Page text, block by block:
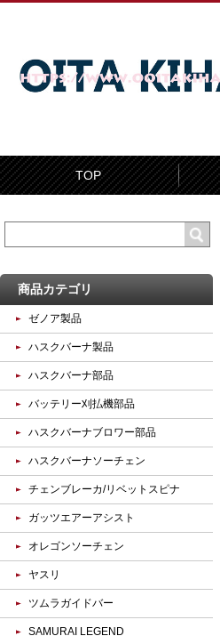
TOP
商品カテゴリ
ゼノア製品
ハスクバーナ製品
ハスクバーナ部品
バッテリー刈払機部品
ハスクバーナブロワー部品
ハスクバーナソーチェン
チェンブレーカ/リベットスピナ
ガッツエアーアシスト
オレゴンソーチェン
ヤスリ
ツムラガイドバー
SAMURAI LEGEND